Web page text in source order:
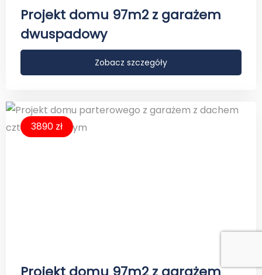
Projekt domu 97m2 z garażem
dwuspadowy
Zobacz szczegóły
3890 zł